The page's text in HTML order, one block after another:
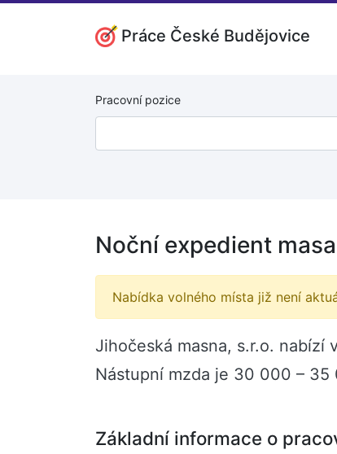
Práce České Budějovice
Pracovní pozice
Noční expedient
Nabídka volného místa již není
Jihočeská masna, s.r.o.
Nástupní mzda je 30 000 – 35
Základní informace o